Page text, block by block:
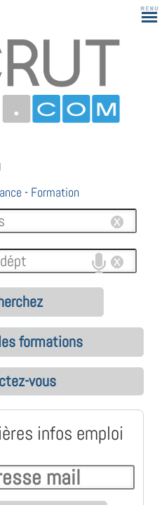
- Formation
formations
vous
infos emploi